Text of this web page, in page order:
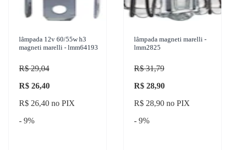
lâmpada 12v 60/55w h3
magneti marelli - lmm64193
R$ 29,04
R$ 26,40
R$ 26,40 no PIX
- 9%
lâmpada magneti marelli -
lmm2825
R$ 31,79
R$ 28,90
R$ 28,90 no PIX
- 9%